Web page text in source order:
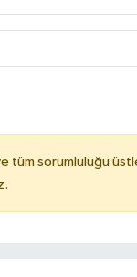
tüm sorumluluğu